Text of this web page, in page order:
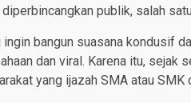
publik, salah
ingin bangun suasana kondusif
dan viral. Karena itu, sejak
yang ijazah SMA atau